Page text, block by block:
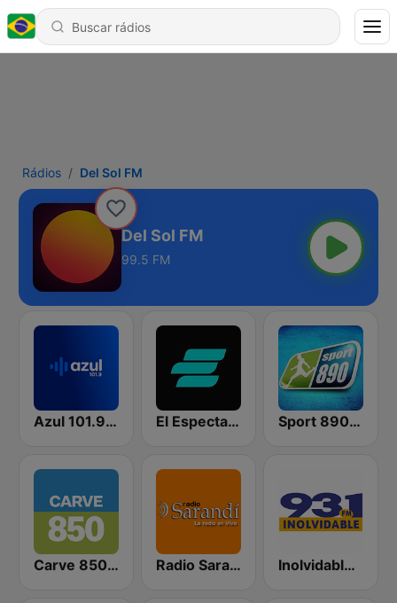
Rádios Del Sol FM
Del Sol FM
99.5 FM
Azul 101.9 FM El Espectador 810 AM Sport 890 AM
Carve 850 AM Radio Sarandí 690 Inolvidable 93.1 FM